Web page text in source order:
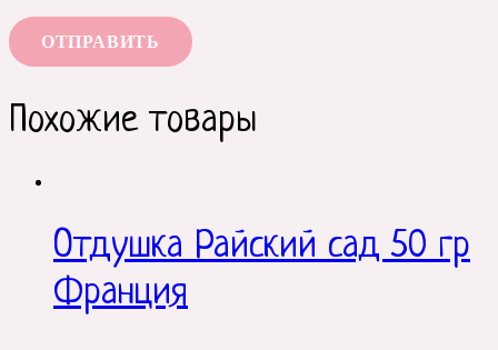
Похожие товары
Отдушка Райский сад 50 гр
Франция